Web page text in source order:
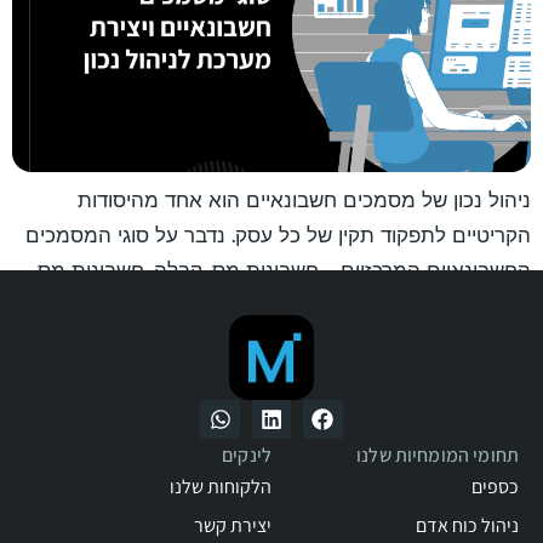
ניהול נכון של מסמכים חשבונאיים הוא אחד מהיסודות
הקריטיים לתפקוד תקין של כל עסק. נדבר על סוגי המסמכים
החשבונאיים המרכזיים – חשבונית מס, קבלה, חשבונית מס
משלוח והזמנת עבודה – כולל מטרתם, כללי הפקה נכונים,
תחומי המומחיות שלנו
כספים
ניהול כוח אדם
לינקים
הלקוחות שלנו
יצירת קשר